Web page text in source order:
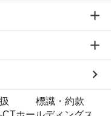
標識・約款